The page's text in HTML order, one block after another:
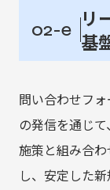
02-e リ
基
問い合わせフ
の発信を通じ
施策と組み合
し、安定した